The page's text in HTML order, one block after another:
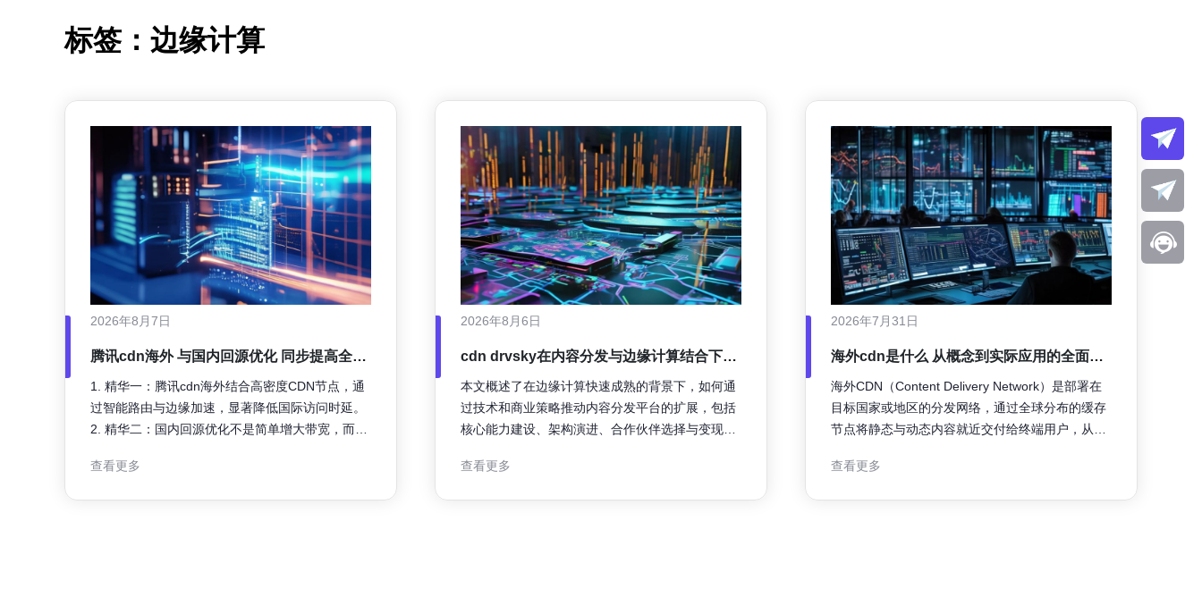
标签：边缘计算
2026年8月7日
腾讯cdn海外 与国内回源优化 同步提高全球
1. 精华一：腾讯cdn海外结合高密度CDN节点，通
过智能路由与边缘加速，显著降低国际访问时延。
2. 精华二：国内回源优化不是简单增大带宽，而是
瓶颈。 3. 精华三：统一监控、分级回源与TLS优
查看更多
2026年8月6日
cdn drvsky在内容分发与边缘计算结合下的
本文概述了在边缘计算快速成熟的背景下，如何通
过技术和商业策略推动内容分发平台的扩展，包括
核心能力建设、架构演进、合作伙伴选择与变现路
可复制的竞争力。 为什么要将内容分发与边缘计算
查看更多
2026年7月31日
海外cdn是什么 从概念到实际应用的全面解
海外CDN（Content Delivery Network）是部署在
目标国家或地区的分发网络，通过全球分布的缓存
节点将静态与动态内容就近交付给终端用户，从而
Anycast路由引导到最近的边缘节点，节点返回缓
查看更多